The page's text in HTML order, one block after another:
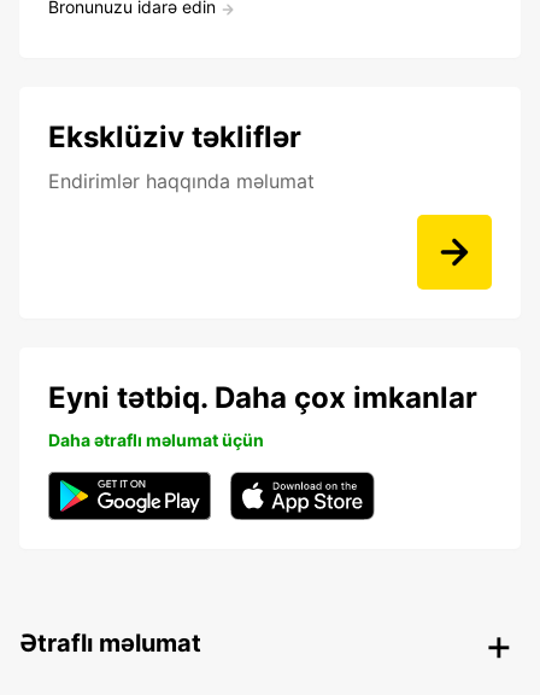
Bronunuzu idarə edin
Eksklüziv təkliflər
Endirimlər haqqında məlumat
Eyni tətbiq. Daha çox imkanlar
Daha ətraflı məlumat üçün
Ətraflı məlumat